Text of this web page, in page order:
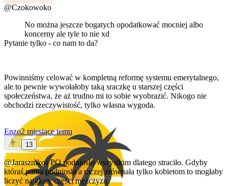
@Czokowoko
No można jeszcze bogatych opodatkować mocniej albo
koncerny ale tyle to nie xd
Pytanie tylko - co nam to da?
Powinniśmy celować w kompletną reformę systemu emerytalnego,
ale to pewnie wywołałoby taką sraczkę u starszej części
społeczeństwa, że aż trudno mi to sobie wyobrazić. Nikogo nie
obchodzi rzeczywistość, tylko własna wygoda.
Enzo2 miesiące temu
13
@JarasznikosPO podniosło wszystkim dlatego straciło. Gdyby
któraś partia podniosła a raczej zrównała tylko kobietom to mogłaby
liczyć na głosy części mężczyzn.